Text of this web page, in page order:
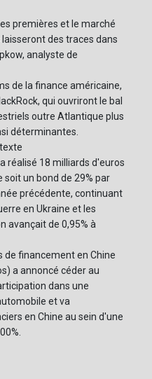
premières et le marché
des traces dans
analyste de
de la finance américaine,
qui ouvriront le bal
outre Atlantique plus
déterminantes.
réalisé 18 milliards d'euros
un bond de 29% par
précédente, continuant
en Ukraine et les
avançait de 0,95% à
financement en Chine
a annoncé céder au
dans une
et va
en Chine au sein d'une